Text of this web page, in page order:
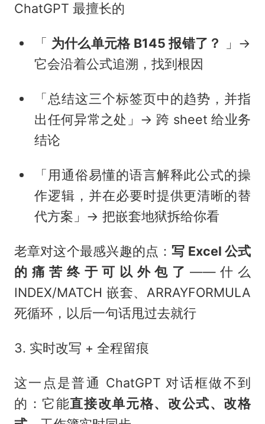
ChatGPT 最擅长的
「 为什么单元格 B145 报错了？
」→
它会沿着公式追溯，找到根因
「总结这三个标签页中的趋势，并指
出任何异常之处」→ 跨 sheet 给业务
结论
「用通俗易懂的语言解释此公式的操
作逻辑，并在必要时提供更清晰的替
代方案」→ 把嵌套地狱拆给你看
老章对这个最感兴趣的点：写 Excel 公式
的痛苦终于可以外包了 ——什么
INDEX/MATCH 嵌套、ARRAYFORMULA
死循环，以后一句话甩过去就行
3. 实时改写 + 全程留痕
这一点是普通 ChatGPT 对话框做不到
的：它能直接改单元格、改公式、改格